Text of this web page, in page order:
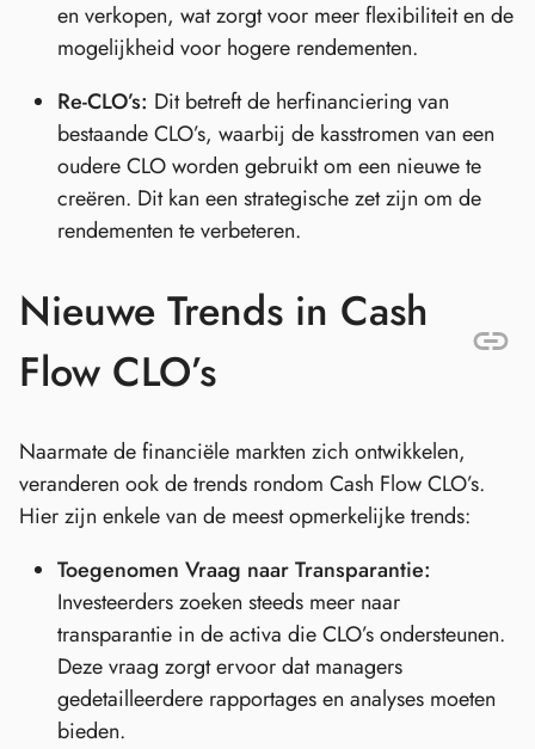
en verkopen, wat zorgt voor meer flexibiliteit en de
mogelijkheid voor hogere rendementen.
Re-CLO’s: Dit betreft de herfinanciering van
bestaande CLO’s, waarbij de kasstromen van een
oudere CLO worden gebruikt om een nieuwe te
creëren. Dit kan een strategische zet zijn om de
rendementen te verbeteren.
Nieuwe Trends in Cash
Flow CLO’s
Naarmate de financiële markten zich ontwikkelen,
veranderen ook de trends rondom Cash Flow CLO’s.
Hier zijn enkele van de meest opmerkelijke trends:
Toegenomen Vraag naar Transparantie:
Investeerders zoeken steeds meer naar
transparantie in de activa die CLO’s ondersteunen.
Deze vraag zorgt ervoor dat managers
gedetailleerdere rapportages en analyses moeten
bieden.